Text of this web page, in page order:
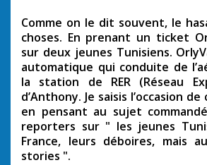
Comme on le dit souvent, le
choses. En prenant un ticket
sur deux jeunes Tunisiens.
automatique qui conduite de
la station de RER (Réseau
d’Anthony. Je saisis l’occasion
en pensant au sujet
reporters sur " les jeunes
France, leurs déboires, mais
stories ".